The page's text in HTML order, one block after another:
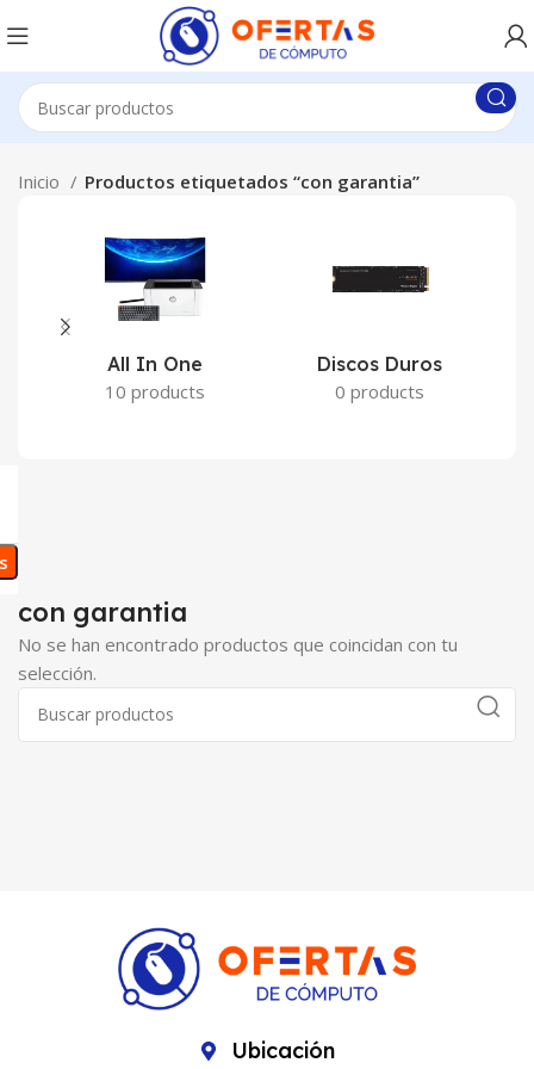
Inicio Productos etiquetados “con garantia”
All In One
10 products
Discos Duros
0 products
con garantia
No se han encontrado productos que coincidan con tu
selección.
Ubicación